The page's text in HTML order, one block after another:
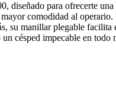
diseñado para ofrecerte
comodidad al
su manillar plegable
un césped impecable en